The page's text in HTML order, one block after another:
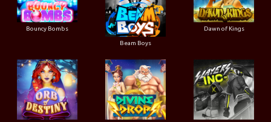
Bouncy Bombs
Beam Boys
Dawn of Kings